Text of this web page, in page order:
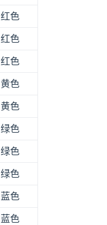
红色
红色
红色
黄色
黄色
绿色
绿色
绿色
蓝色
蓝色